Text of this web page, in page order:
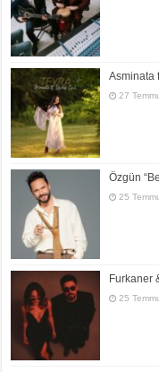
Asminata
27
Özgün
25
Furkaner
25